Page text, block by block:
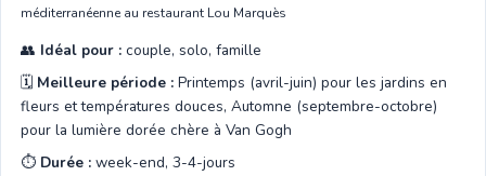
méditerranéenne au restaurant Lou Marquès
👥 Idéal pour : couple, solo, famille
🗓️ Meilleure période : Printemps (avril-juin) pour les jardins en
fleurs et températures douces, Automne (septembre-octobre)
pour la lumière dorée chère à Van Gogh
⏱️ Durée : week-end, 3-4-jours